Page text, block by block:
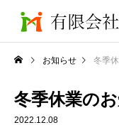
お知らせ 冬季
冬季休業のお
2022.12.08